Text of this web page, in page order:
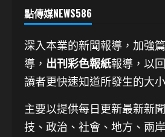
點傳媒NEWS586
深入本業的新聞報導，加強
導， 出刊彩色報紙報導，以
讀者更快速知道所發生的大
主要以提供每日更新最新新聞
技、 政治、社會、地方、兩